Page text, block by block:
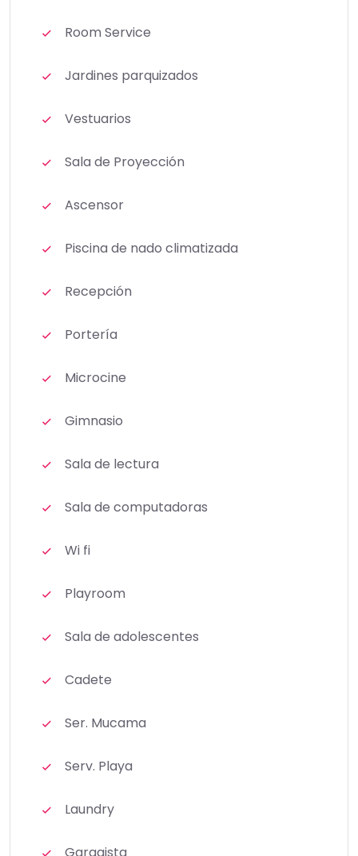
Room Service
Jardines parquizados
Vestuarios
Sala de Proyección
Ascensor
Piscina de nado climatizada
Recepción
Portería
Microcine
Gimnasio
Sala de lectura
Sala de computadoras
Wi fi
Playroom
Sala de adolescentes
Cadete
Ser. Mucama
Serv. Playa
Laundry